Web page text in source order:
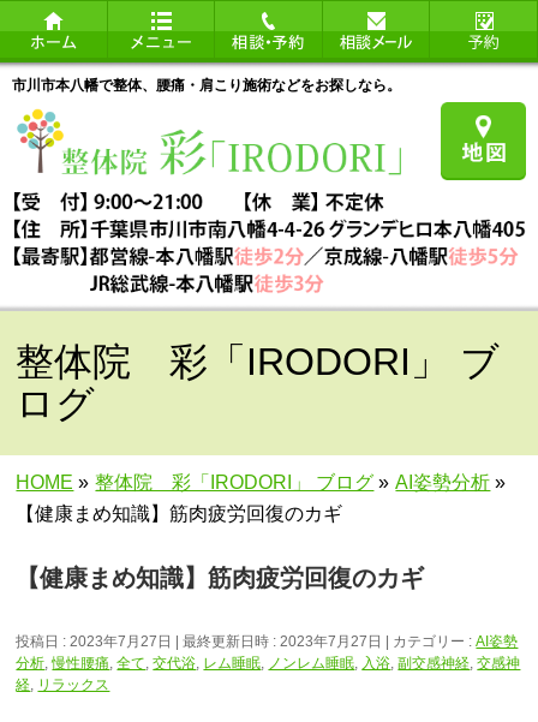
市川市本八幡で整体、腰痛・肩こり施術などをお探しなら。
整体院 彩「IRODORI」 ブ
ログ
HOME » 整体院 彩「IRODORI」 ブログ » AI姿勢分析 »
【健康まめ知識】筋肉疲労回復のカギ
【健康まめ知識】筋肉疲労回復のカギ
投稿日 : 2023年7月27日 最終更新日時 : 2023年7月27日 カテゴリー :AI姿勢
分析,慢性腰痛,全て,交代浴, レム睡眠, ノンレム睡眠, 入浴,副交感神経,交感神
経, リラックス